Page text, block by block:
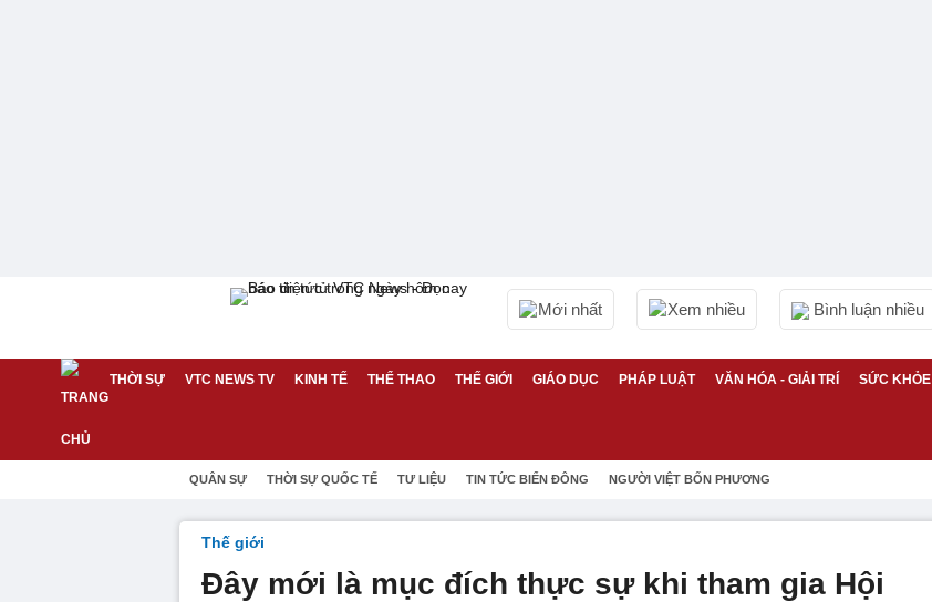
Mới nhất Xem nhiều Bình luận nhiều
THỜI SỰ VTC NEWS TV KINH TẾ THỂ THAO THẾ GIỚI GIÁO DỤC PHÁP LUẬT VĂN HÓA - GIẢI TRÍ SỨC KHỎE
QUÂN SỰ THỜI SỰ QUỐC TẾ TƯ LIỆU TIN TỨC BIỂN ĐÔNG NGƯỜI VIỆT BỐN PHƯƠNG
Thế giới
Đây mới là mục đích thực sự khi tham gia Hội